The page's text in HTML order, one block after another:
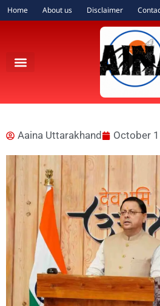
Home About us Disclaimer
Aaina Uttarakhand October